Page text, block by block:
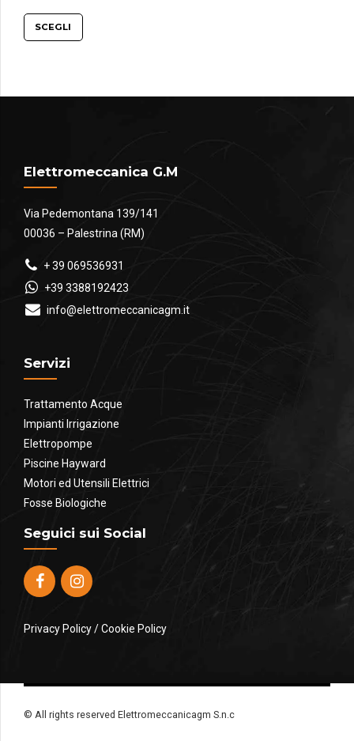
SCEGLI
Elettromeccanica G.M
Via Pedemontana 139/141
00036 – Palestrina (RM)
+ 39 069536931
+39 3388192423
info@elettromeccanicagm.it
Servizi
Trattamento Acque
Impianti Irrigazione
Elettropompe
Piscine Hayward
Motori ed Utensili Elettrici
Fosse Biologiche
Seguici sui Social
Privacy Policy/Cookie Policy
© All rights reserved Elettromeccanicagm S.n.c